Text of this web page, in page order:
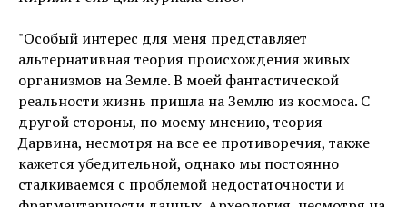
"Особый интерес для меня представляет
альтернативная теория происхождения живых
организмов на Земле. В моей фантастической
реальности жизнь пришла на Землю из космоса. С
другой стороны, по моему мнению, теория
Дарвина, несмотря на все ее противоречия, также
кажется убедительной, однако мы постоянно
сталкиваемся с проблемой недостаточности и